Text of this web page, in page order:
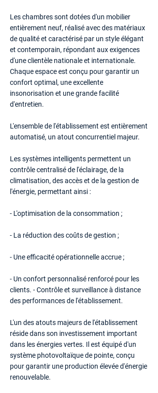
Les chambres sont dotées d'un mobilier
entièrement neuf, réalisé avec des matériaux
de qualité et caractérisé par un style élégant
et contemporain, répondant aux exigences
d'une clientèle nationale et internationale.
Chaque espace est conçu pour garantir un
confort optimal, une excellente
insonorisation et une grande facilité
d'entretien.
L'ensemble de l'établissement est entièrement
automatisé, un atout concurrentiel majeur.
Les systèmes intelligents permettent un
contrôle centralisé de l'éclairage, de la
climatisation, des accès et de la gestion de
l'énergie, permettant ainsi :
- L'optimisation de la consommation ;
- La réduction des coûts de gestion ;
- Une efficacité opérationnelle accrue ;
- Un confort personnalisé renforcé pour les
clients. - Contrôle et surveillance à distance
des performances de l'établissement.
L'un des atouts majeurs de l'établissement
réside dans son investissement important
dans les énergies vertes. Il est équipé d'un
système photovoltaïque de pointe, conçu
pour garantir une production élevée d'énergie
renouvelable.